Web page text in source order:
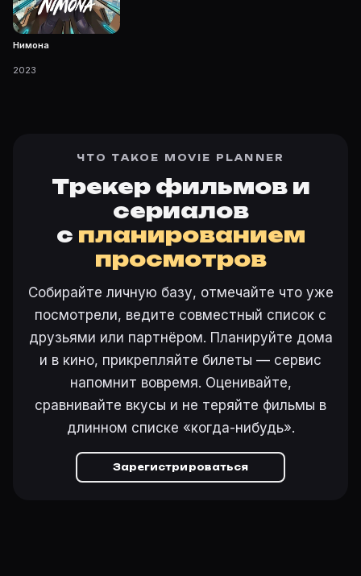
Нимона
2023
ЧТО ТАКОЕ MOVIE PLANNER
Трекер фильмов и
сериалов
с планированием
просмотров
Собирайте личную базу, отмечайте что уже
посмотрели, ведите совместный список с
друзьями или партнёром. Планируйте дома
и в кино, прикрепляйте билеты — сервис
напомнит вовремя. Оценивайте,
сравнивайте вкусы и не теряйте фильмы в
длинном списке «когда-нибудь».
Зарегистрироваться